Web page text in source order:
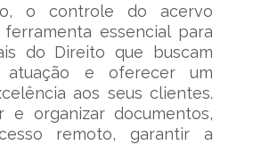
o controle do acervo
essencial para
do Direito que buscam
atuação e oferecer um
aos seus clientes.
e organizar documentos,
remoto, garantir a